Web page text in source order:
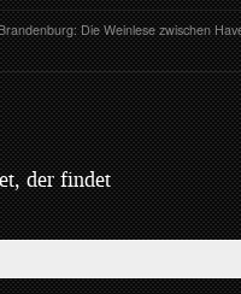
Die Weinlese zwischen
der findet